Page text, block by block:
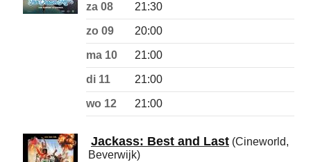
za 08 21:30
zo 09 20:00
ma 10 21:00
di 11 21:00
wo 12 21:00
Jackass: Best and Last (Cineworld,
Beverwijk)